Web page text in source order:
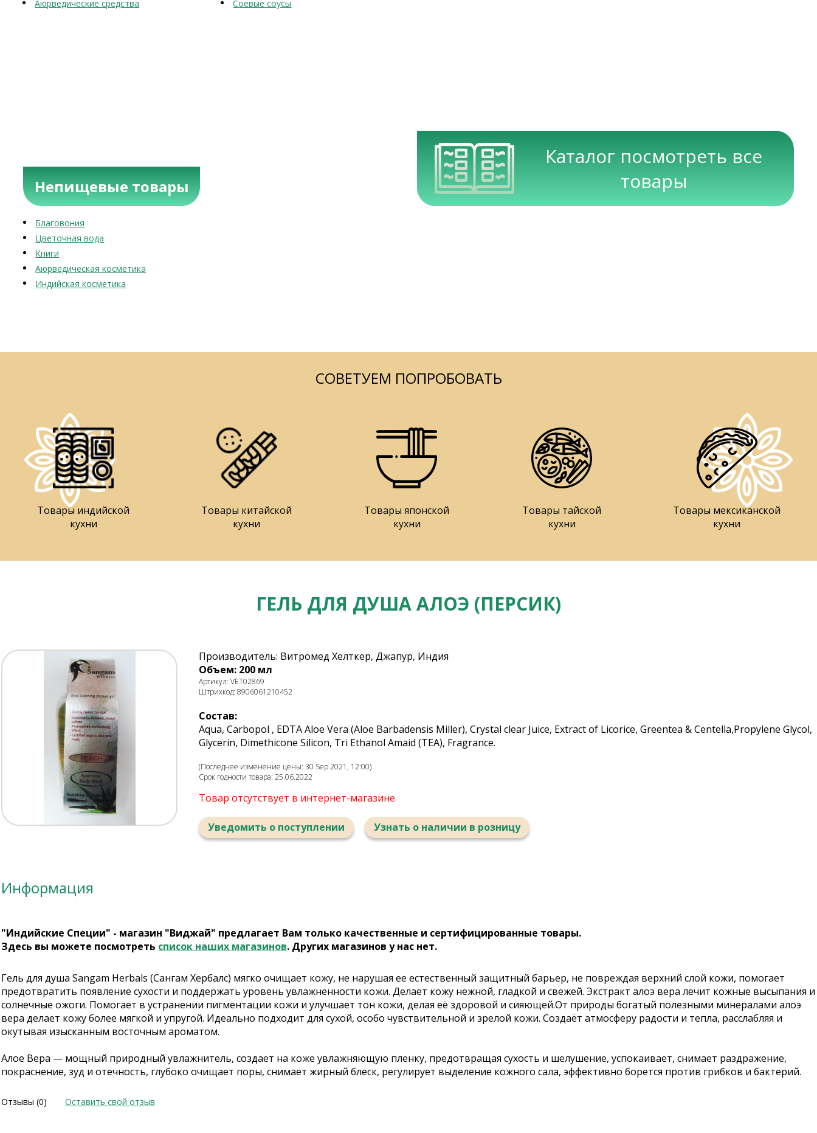
Аюрведические средства
Соевые соусы
Непищевые товары
Благовония
Цветочная вода
Книги
Аюрведическая косметика
Индийская косметика
Каталог посмотреть все
товары
СОВЕТУЕМ ПОПРОБОВАТЬ
Товары индийской
кухни
Товары китайской
кухни
Товары японской
кухни
Товары тайской
кухни
Товары мексиканской
кухни
ГЕЛЬ ДЛЯ ДУША АЛОЭ (ПЕРСИК)
Производитель: Витромед Хелткер, Джапур, Индия
Объем: 200 мл
Артикул: VET02869
Штрихкод: 8906061210452
Состав:
Aqua, Carbopol , EDTA Aloe Vera (Aloe Barbadensis Miller), Crystal clear Juice, Extract of Licorice, Greentea & Centella,Propylene Glycol,
Glycerin, Dimethicone Silicon, Tri Ethanol Amaid (TEA), Fragrance.
(Последнее изменение цены: 30 Sep 2021, 12:00)
Срок годности товара: 25.06.2022
Товар отсутствует в интернет-магазине
Уведомить о поступлении Узнать о наличии в розницу
Информация
"Индийские Специи" - магазин "Виджай" предлагает Вам только качественные и сертифицированные товары.
Здесь вы можете посмотреть список наших магазинов. Других магазинов у нас нет.
Гель для душа Sangam Herbals (Сангам Хербалс) мягко очищает кожу, не нарушая ее естественный защитный барьер, не повреждая верхний слой кожи, помогает
предотвратить появление сухости и поддержать уровень увлажненности кожи. Делает кожу нежной, гладкой и свежей. Экстракт алоэ вера лечит кожные высыпания и
солнечные ожоги. Помогает в устранении пигментации кожи и улучшает тон кожи, делая её здоровой и сияющей.От природы богатый полезными минералами алоэ
вера делает кожу более мягкой и упругой. Идеально подходит для сухой, особо чувствительной и зрелой кожи. Создаёт атмосферу радости и тепла, расслабляя и
окутывая изысканным восточным ароматом.
Алое Вера — мощный природный увлажнитель, создает на коже увлажняющую пленку, предотвращая сухость и шелушение, успокаивает, снимает раздражение,
покраснение, зуд и отечность, глубоко очищает поры, снимает жирный блеск, регулирует выделение кожного сала, эффективно борется против грибков и бактерий.
Отзывы (0) Оставить свой отзыв